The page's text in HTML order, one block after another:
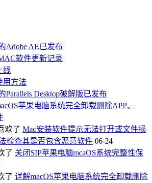
Adobe AE已发布
软件更新记录
线
用方法
Parallels Desktop破解版已发布
苹果电脑系统完全卸载删除APP、
欢了 Mac安装软件提示无法打开或文件损
检查其是否包含恶意软件 06-24
了 关闭SIP苹果电脑mcaOS系统完整性保
了 详解macOS苹果电脑系统完全卸载删除